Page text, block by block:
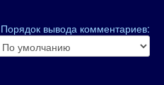
Порядок вывода комментариев: